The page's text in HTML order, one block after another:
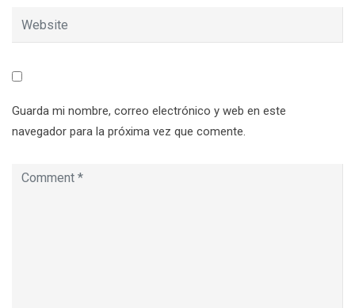
Guarda mi nombre, correo electrónico y web en este
navegador para la próxima vez que comente.